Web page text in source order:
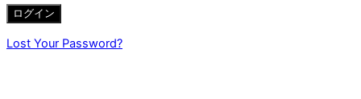
Lost Your Password?